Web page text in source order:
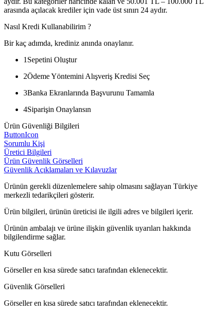
arasında açılacak krediler için vade üst sınırı 24 aydır.
Nasıl Kredi Kullanabilirim ?
Bir kaç adımda, krediniz anında onaylanır.
1 Sepetini Oluştur
2Ödeme Yöntemini Alışveriş Kredisi Seç
3Banka Ekranlarında Başvurunu Tamamla
4Siparişin Onaylansın
Ürün Güvenliği Bilgileri
ButtonIcon
Sorumlu Kişi
Üretici Bilgileri
Ürün Güvenlik Görselleri
Güvenlik Açıklamaları ve Kılavuzlar
Ürünün gerekli düzenlemelere sahip olmasını sağlayan Türkiye
merkezli tedarikçileri gösterir.
Ürün bilgileri, ürünün üreticisi ile ilgili adres ve bilgileri içerir.
Ürünün ambalajı ve ürüne ilişkin güvenlik uyarıları hakkında
bilgilendirme sağlar.
Kutu Görselleri
Görseller en kısa sürede satıcı tarafından eklenecektir.
Güvenlik Görselleri
Görseller en kısa sürede satıcı tarafından eklenecektir.